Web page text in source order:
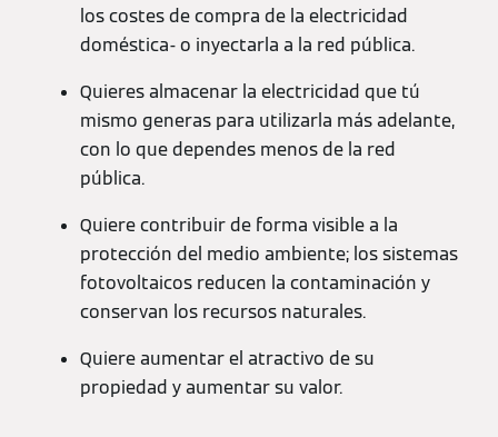
los costes de compra de la electricidad
doméstica- o inyectarla a la red pública.
Quieres almacenar la electricidad que tú
mismo generas para utilizarla más adelante,
con lo que dependes menos de la red
pública.
Quiere contribuir de forma visible a la
protección del medio ambiente; los sistemas
fotovoltaicos reducen la contaminación y
conservan los recursos naturales.
Quiere aumentar el atractivo de su
propiedad y aumentar su valor.